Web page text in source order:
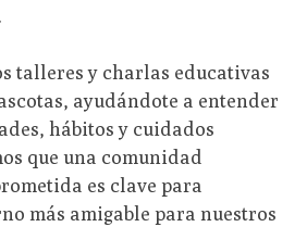
talleres y charlas educativas
ayudándote a entender
hábitos y cuidados
que una comunidad
es clave para
más amigable para nuestros